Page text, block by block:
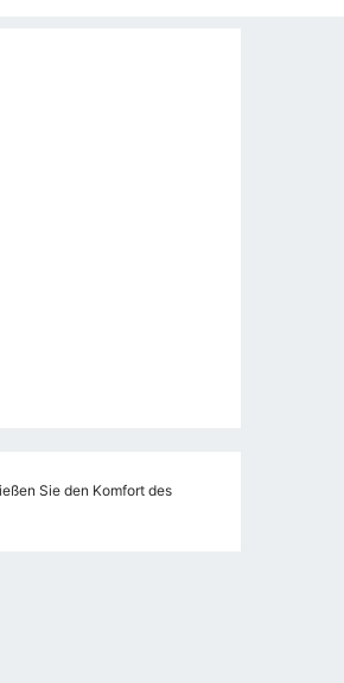
Sie den Komfort des